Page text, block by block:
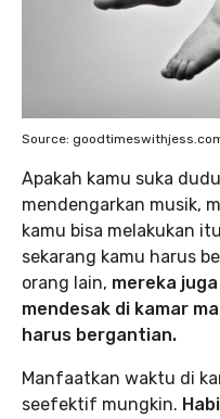
Source:
Apakah kamu suka
mendengarkan musik,
kamu bisa melakukan
sekarang kamu harus
orang lain, mereka
mendesak di kamar
harus bergantian.
Manfaatkan waktu di
seefektif mungkin.